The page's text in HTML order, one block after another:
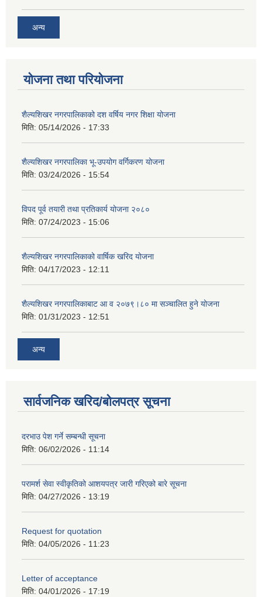
अन्य
योजना तथा परियोजना
शैल्यशिखर नगरपालिकाको दश वर्षिय नगर शिक्षा योजना
मिति: 05/14/2026 - 17:33
शैल्यशिखर नगरपालिका भू-उपयोग वर्गिकरण योजना
मिति: 03/24/2026 - 15:54
विपद पूर्व तयारी तथा प्रतिकार्य योजना २०८०
मिति: 07/24/2023 - 15:06
शैल्यशिखर नगरपालिकाको वार्षिक खरिद योजना
मिति: 04/17/2023 - 12:11
शैल्यशिखर नगरपालिकाबाट आ व २०७९।८० मा सञ्चालित हुने योजना
मिति: 01/31/2023 - 12:51
अन्य
सार्वजनिक खरिद/बोलपत्र सूचना
दरभाउ पेश गर्ने सम्बन्धी सूचना
मिति: 06/02/2026 - 11:14
परामर्श सेवा स्वीकृतिको आशयपत्र जारी गरिएको बारे सूचना
मिति: 04/27/2026 - 13:19
Request for quotation
मिति: 04/05/2026 - 11:23
Letter of acceptance
मिति: 04/01/2026 - 17:19